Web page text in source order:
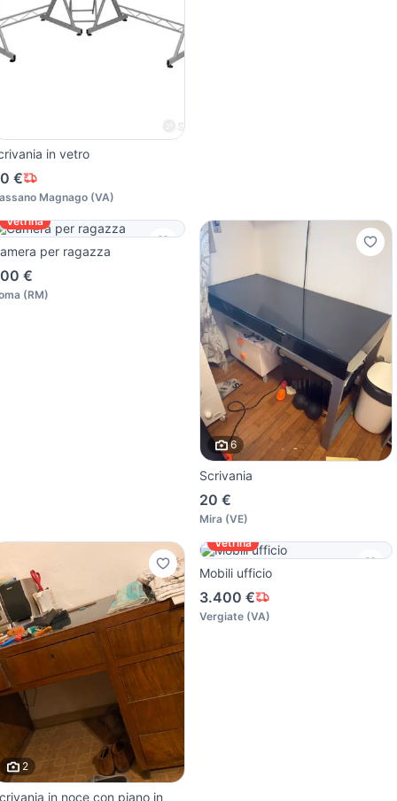
in vetro
€
Magnago (VA)
Vetrina
per ragazza
€
(RM)
6
Scrivania
20 €
Mira (VE)
2
in noce con piano in
Vetrina
Mobili ufficio
3.400 €
Vergiate(VA)